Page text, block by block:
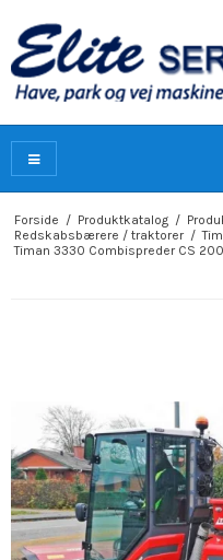
Forside / Produktkatalog /
Redskabsbærere / traktorer /
Timan 3330 Combispreder CS 200